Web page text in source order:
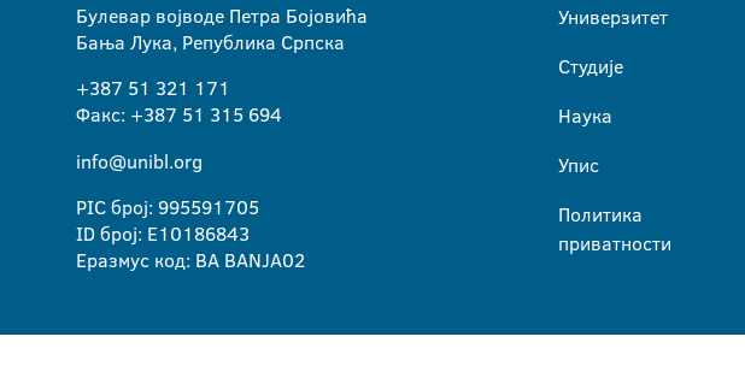
Булевар војводе Петра Бојовића
Бања Лука, Република Српска
+387 51 321 171
Факс: +387 51 315 694
info@unibl.org
PIC број: 995591705
ID број: E10186843
Еразмус код: BA BANJA02
Универзитет
Студије
Наука
Упис
Политика
приватности